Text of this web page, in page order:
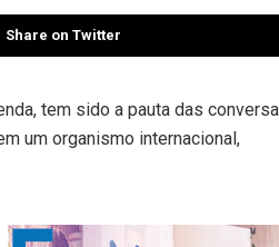
Share on Twitter
tem sido a pauta das
um organismo internacional,